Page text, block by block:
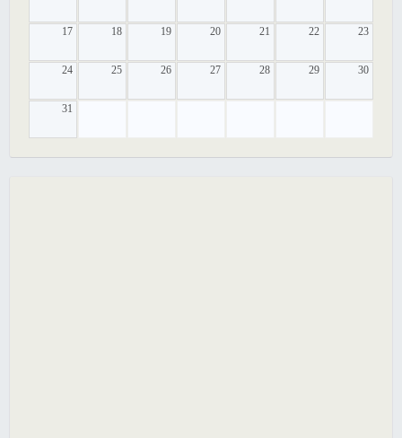
17 18 19 20 21 22 23
24 25 26 27 28 29 30
31